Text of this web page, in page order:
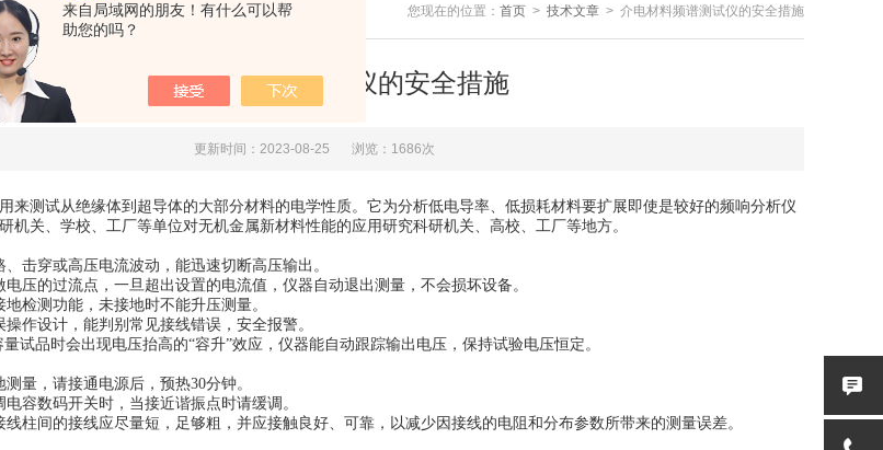
来自局域网的朋友！有什么可以帮
助您的吗？
您现在的位置： 首页 > 技术文章 > 介电材料频谱测试仪的安全措施
介电材料频谱测试仪的安全措施
更新时间：2023-08-25 浏览：1686次
来测试从绝缘体到超导体的大部分材料的电学性质。它为分析低电导率、低损耗材料要扩展即使是较好的频响分析仪
机关、学校、工厂等单位对无机金属新材料性能的应用研究科研机关、高校、工厂等地方。
击穿或高压电流波动，能迅速切断高压输出。
压的过流点，一旦超出设置的电流值，仪器自动退出测量，不会损坏设备。
检测功能，未接地时不能升压测量。
作设计，能判别常见接线错误，安全报警。
试品时会出现电压抬高的“容升”效应，仪器能自动跟踪输出电压，保持试验电压恒定。
量，请接通电源后，预热30分钟。
容数码开关时，当接近谐振点时请缓调。
柱间的接线应尽量短，足够粗，并应接触良好、可靠，以减少因接线的电阻和分布参数所带来的测量误差。